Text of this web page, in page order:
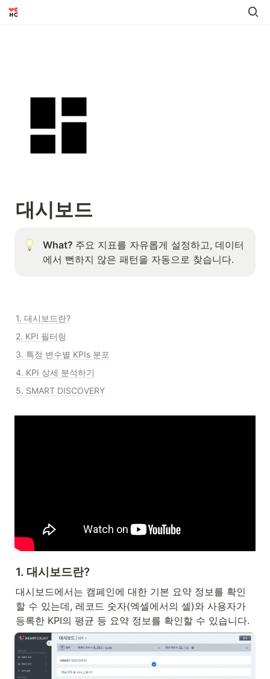
대시보드
What? 주요 지표를 자유롭게 설정하고, 데이터
에서 뻔하지 않은 패턴을 자동으로 찾습니다.
1. 대시보드란?
2. KPI 필터링
3. 특정 변수별 KPIs 분포
4. KPI 상세 분석하기
5. SMART DISCOVERY
1. 대시보드란?
대시보드에서는 캠페인에 대한 기본 요약 정보를 확인
할 수 있는데, 레코드 숫자(엑셀에서의 셀)와 사용자가
등록한 KPI의 평균 등 요약 정보를 확인할 수 있습니다.